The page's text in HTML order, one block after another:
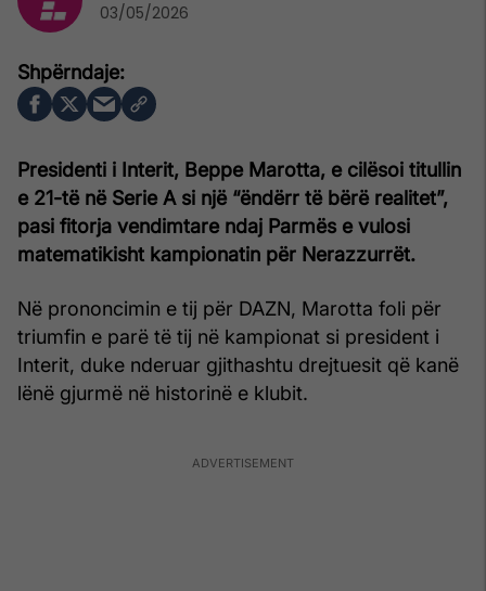
Presidenti i Interit, Beppe Marotta, e cilësoi titullin
e 21-të në Serie A si një “ëndërr të bërë realitet”,
pasi fitorja vendimtare ndaj Parmës e vulosi
matematikisht kampionatin për Nerazzurrët.
Në prononcimin e tij për DAZN, Marotta foli për
triumfin e parë të tij në kampionat si president i
Interit, duke nderuar gjithashtu drejtuesit që kanë
lënë gjurmë në historinë e klubit.
03/05/2026